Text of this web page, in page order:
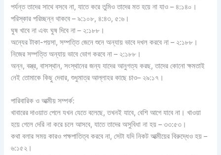
পর্যন্ত তাদের সাথে বসবে না, যাতে করে তুমিও তাদের মত হয়ে না যাও – ৪:১৪০।
পরিস্কার পরিচ্ছন্ন থাকবে – ৯:১০৮, ৪:৪৩, ৫:৬।
ঘুষ খাবে না এবং ঘুষ দিবে না – ২:১৮৮।
অন্যের টাকা-পয়সা, সম্পত্তি জেনে শুনে অন্যায় ভাবে দখল করবে না – ২:১৮৮।
নিজের সম্পত্তি অন্যায় ভাবে ভোগ করবে না – ২:১৮৮।
অন্ন, বস্ত্র, বাসস্থান, সংস্থানের জন্য যাদের আনুগত্য করছ, তাদের কোনো ক্ষমতাই
নেই তোমাকে কিছু দেবার, শুধুমাত্র আল্লাহর কাছে চাও– ২৯:১৭।
পারিবারিক ও আত্মীয় সম্পর্ক:
খাবারের দাওয়াত পেলে যখন যেতে বলেছে, তখনই যাবে, বেশি আগে যাবে না। খাওয়া
হয়ে গেলে দেরি না করে চলে আসবে, যাতে তাদের অসুবিধা না হয় – ৩৩:৫৩।
কথা বলার সময় কারও পক্ষপাতিত্ব করবে না, সেটা যদি নিকট আত্মীয়ের বিরুদ্ধেও হয় –
৬:১৫২।